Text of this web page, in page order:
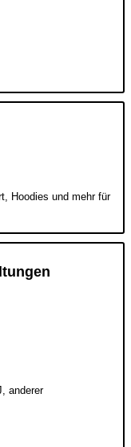
Hoodies und mehr für
anderer